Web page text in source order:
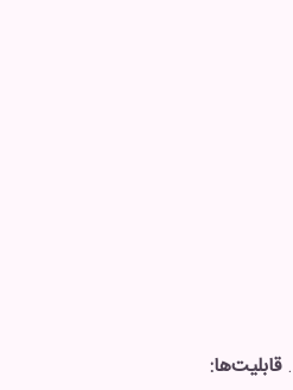
قابلیت‌ها: